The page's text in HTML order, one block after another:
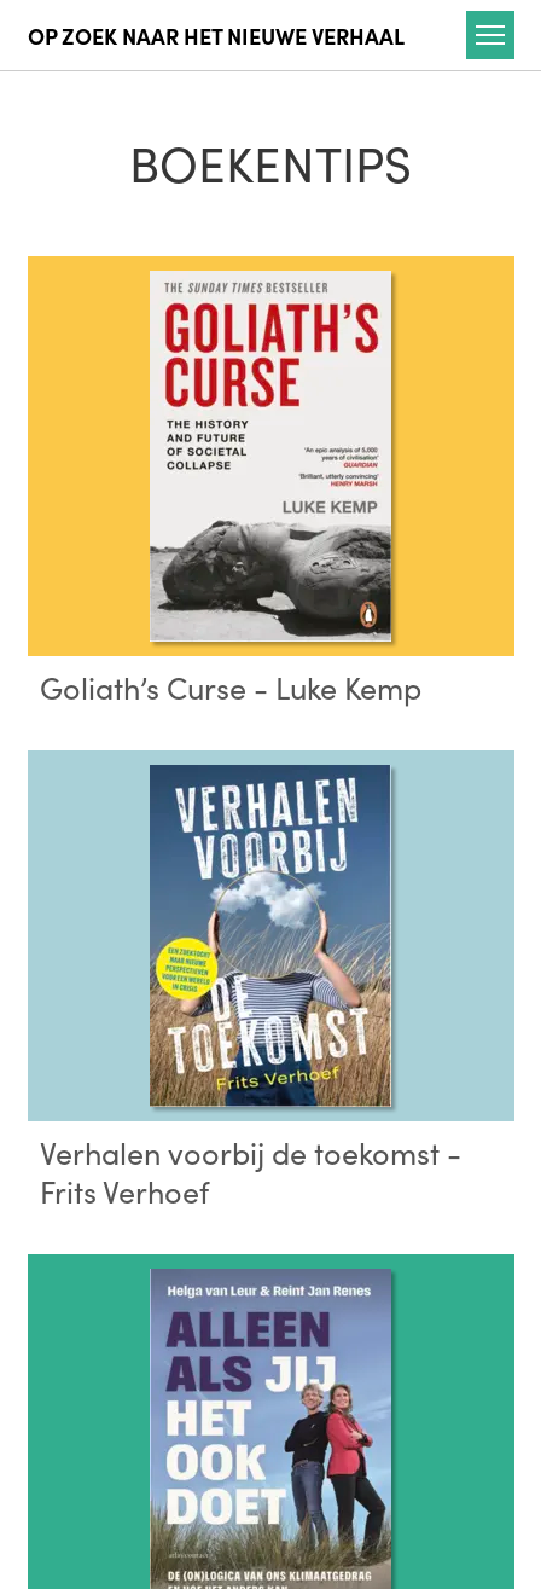
OP ZOEK NAAR HET NIEUWE VERHAAL
Kruimelpad
BOEKENTIPS
Goliath’s Curse - Luke Kemp
Verhalen voorbij de toekomst -
Frits Verhoef